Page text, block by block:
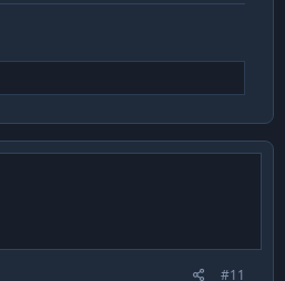
#11